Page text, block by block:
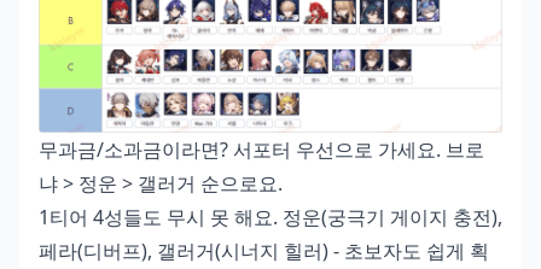
무과금/소과금이라면? 서포터 우선으로 가세요. 브로
냐 > 정운 > 갤러거 순으로요.
1티어 4성들도 무시 못 해요. 정운(궁극기 게이지 충전),
페라(디버프), 갤러거(시너지 힐러) - 초보자도 쉽게 획